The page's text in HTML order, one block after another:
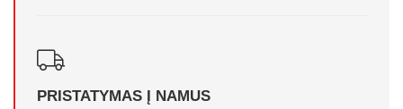
PRISTATYMAS Į NAMUS